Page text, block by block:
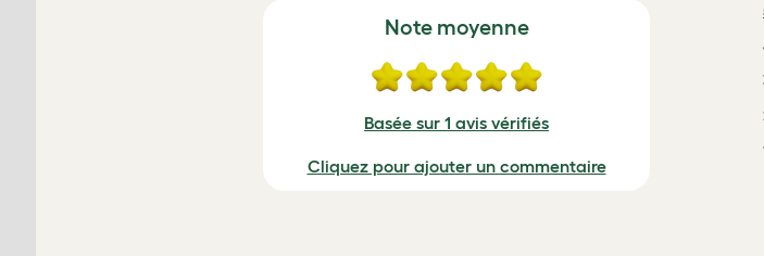
Note moyenne
Basée sur 1 avis vérifiés
Cliquez pour ajouter un commentaire